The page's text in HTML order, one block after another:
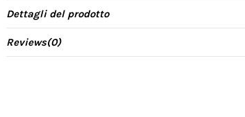
Dettagli del prodotto
Reviews(0)